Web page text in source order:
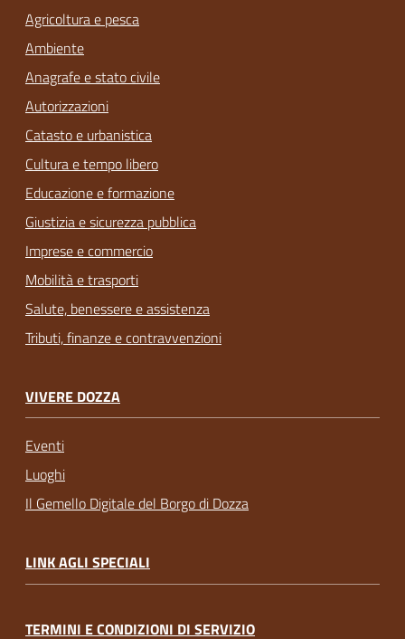
Agricoltura e pesca
Ambiente
Anagrafe e stato civile
Autorizzazioni
Catasto e urbanistica
Cultura e tempo libero
Educazione e formazione
Giustizia e sicurezza pubblica
Imprese e commercio
Mobilità e trasporti
Salute, benessere e assistenza
Tributi, finanze e contravvenzioni
VIVERE DOZZA
Eventi
Luoghi
Il Gemello Digitale del Borgo di Dozza
LINK AGLI SPECIALI
TERMINI E CONDIZIONI DI SERVIZIO